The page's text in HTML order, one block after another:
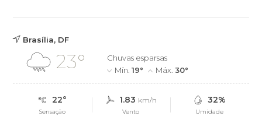
Brasília, DF
23°
Chuvas esparsas
Mín.19° Máx.30°
22°
Sensação
1.83 km/h
Vento
32%
Umidade